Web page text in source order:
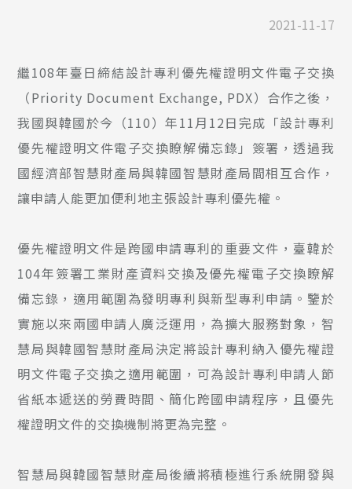
2021-11-17
繼108年臺日締結設計專利優先權證明文件電子交換
（Priority Document Exchange, PDX）合作之後，
我國與韓國於今（110）年11月12日完成「設計專利
優先權證明文件電子交換瞭解備忘錄」簽署，透過我
國經濟部智慧財產局與韓國智慧財產局間相互合作，
讓申請人能更加便利地主張設計專利優先權。
優先權證明文件是跨國申請專利的重要文件，臺韓於
104年簽署工業財產資料交換及優先權電子交換瞭解
備忘錄，適用範圍為發明專利與新型專利申請。鑒於
實施以來兩國申請人廣泛運用，為擴大服務對象，智
慧局與韓國智慧財產局決定將設計專利納入優先權證
明文件電子交換之適用範圍，可為設計專利申請人節
省紙本遞送的勞費時間、簡化跨國申請程序，且優先
權證明文件的交換機制將更為完整。
智慧局與韓國智慧財產局後續將積極進行系統開發與